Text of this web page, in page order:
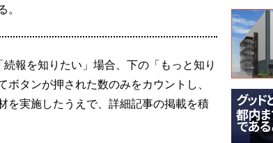
報を知りたい」場合、下の「もっと知り
タンが押された数のみをカウントし、
を実施したうえで、詳細記事の掲載を積